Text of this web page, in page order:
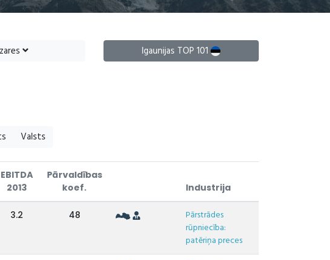
Igaunijas TOP 101
Valsts
EBITDA
2013
Pārvaldības
koef.
Industrija
3.2 48
Pārstrādes
rūpniecība:
patēriņa preces